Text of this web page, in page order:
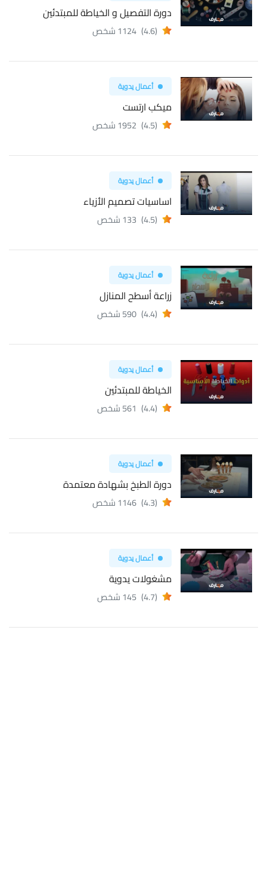
دورة التفصيل و الخياطة للمبتدئين
(4.6) 1124 شخص
أعمال يدوية
ميكب ارتست
(4.5) 1952 شخص
أعمال يدوية
اساسيات تصميم الأزياء
(4.5) 133 شخص
أعمال يدوية
زراعة أسطح المنازل
(4.4) 590 شخص
أعمال يدوية
الخياطة للمبتدئين
(4.4) 561 شخص
أعمال يدوية
دورة الطبخ بشهادة معتمدة
(4.3) 1146 شخص
أعمال يدوية
مشغولات يدوية
(4.7) 145 شخص